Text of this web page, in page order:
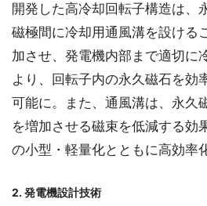
開発した高冷却回転子構造は、
磁極間に冷却用通風溝を設ける
加させ、発電機内部まで適切に
より、回転子内の永久磁石を効
可能に。また、通風溝は、永久
を増加させる磁束を低減する効
の小型・軽量化とともに高効率
2. 発電機設計技術